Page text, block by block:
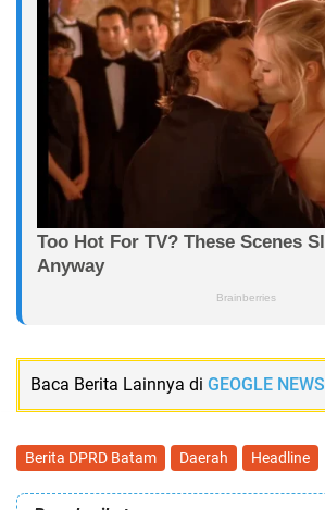
Baca Berita Lainnya di GEOGLE NEWS
Berita DPRD Batam Daerah Headline